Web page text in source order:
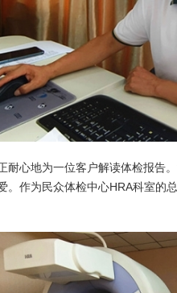
耐心地为一位客户解读体检报告
。作为民众体检中心HRA科室的